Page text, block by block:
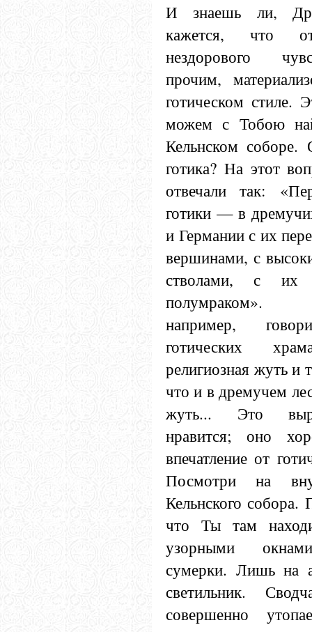
И знаешь ли,
кажется, что
нездорового
прочим,
готическом стиле.
можем с Тобою
Кельнском соборе.
готика? На этот
отвечали так:
готики — в
и Германии с их
вершинами, с
стволами, с их
полумраком».
например,
готических
религиозная жуть и
что и в дремучем
жуть... Это
нравится; оно
впечатление от
Посмотри на
Кельнского собора.
что Ты там
узорными
сумерки. Лишь на
светильник.
совершенно